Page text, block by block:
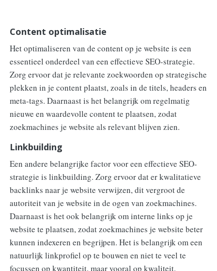
Content optimalisatie
Het optimaliseren van de content op je website is een
essentieel onderdeel van een effectieve SEO-strategie.
Zorg ervoor dat je relevante zoekwoorden op strategische
plekken in je content plaatst, zoals in de titels, headers en
meta-tags. Daarnaast is het belangrijk om regelmatig
nieuwe en waardevolle content te plaatsen, zodat
zoekmachines je website als relevant blijven zien.
Linkbuilding
Een andere belangrijke factor voor een effectieve SEO-
strategie is linkbuilding. Zorg ervoor dat er kwalitatieve
backlinks naar je website verwijzen, dit vergroot de
autoriteit van je website in de ogen van zoekmachines.
Daarnaast is het ook belangrijk om interne links op je
website te plaatsen, zodat zoekmachines je website beter
kunnen indexeren en begrijpen. Het is belangrijk om een
natuurlijk linkprofiel op te bouwen en niet te veel te
focussen op kwantiteit, maar vooral op kwaliteit.